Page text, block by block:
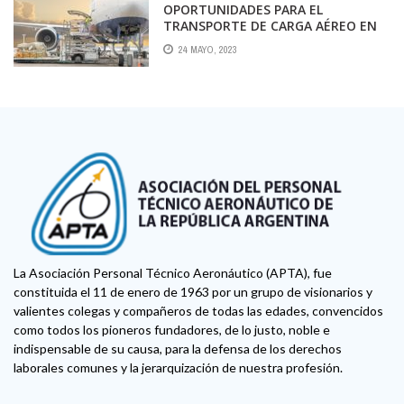
OPORTUNIDADES PARA EL
TRANSPORTE DE CARGA AÉREO EN
202324 MAYO, 2023
La Asociación Personal Técnico Aeronáutico (APTA), fue
constituida el 11 de enero de 1963 por un grupo de visionarios y
valientes colegas y compañeros de todas las edades, convencidos
como todos los pioneros fundadores, de lo justo, noble e
indispensable de su causa, para la defensa de los derechos
laborales comunes y la jerarquización de nuestra profesión.